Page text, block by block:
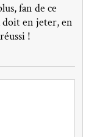
fan de ce
doit en jeter, en
!